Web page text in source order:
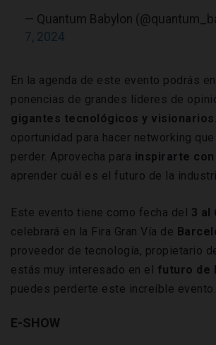
— Quantum Babylon
7, 2024
En la agenda de este evento podrás
ponencias de grandes líderes de
gigantes tecnológicos y visionarios
oportunidad para hacer networking
perder. Aprovecha para inspirarte
aprender cuál es el futuro de la
Este evento tiene como fecha del 3 al
celebrará en la Fira Gran Vía de
proveedor de tecnología, propietario
estás muy interesado en el futuro de
puedes perderte este increíble evento.
E-SHOW